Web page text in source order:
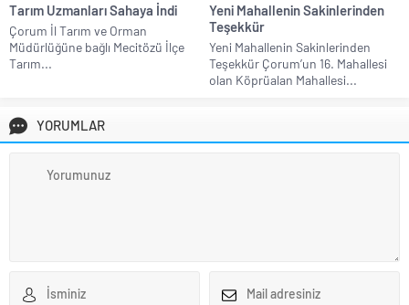
Tarım Uzmanları Sahaya İndi
Çorum İl Tarım ve Orman
Müdürlüğüne bağlı Mecitözü İlçe
Tarım...
Yeni Mahallenin Sakinlerinden
Teşekkür
Yeni Mahallenin Sakinlerinden
Teşekkür Çorum’un 16. Mahallesi
olan Köprüalan Mahallesi...
YORUMLAR